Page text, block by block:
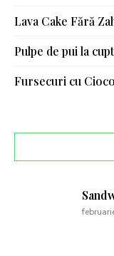
Lava Cake Fără
Pulpe de pui la
Fursecuri cu